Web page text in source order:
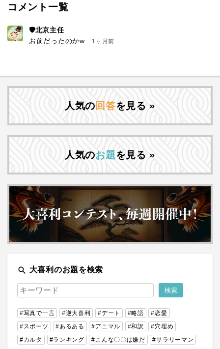
コメント一覧
🛡北京主任
お前だったのかw
1ヶ月前
人気の 回答を見る »
人気のお題を見る »
search 大喜利のお題を検索
#写真で一言 #逆大喜利 #デート #略語
#恋愛
#スポーツ
#あるある #アニマル #和訳
#穴埋め
#カルタ
#ランキング #こんな〇〇は嫌だ #サラリーマン